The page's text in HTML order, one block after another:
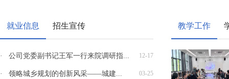
就业信息 招生宣传
12-17
· 公司党委副书记王军一行来院调研指...
03-25
· 领略城乡规划的创新风采——城建...
教学工作